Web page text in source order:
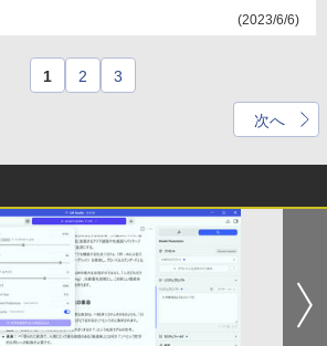
(2023/6/6)
1 2 3
次へ